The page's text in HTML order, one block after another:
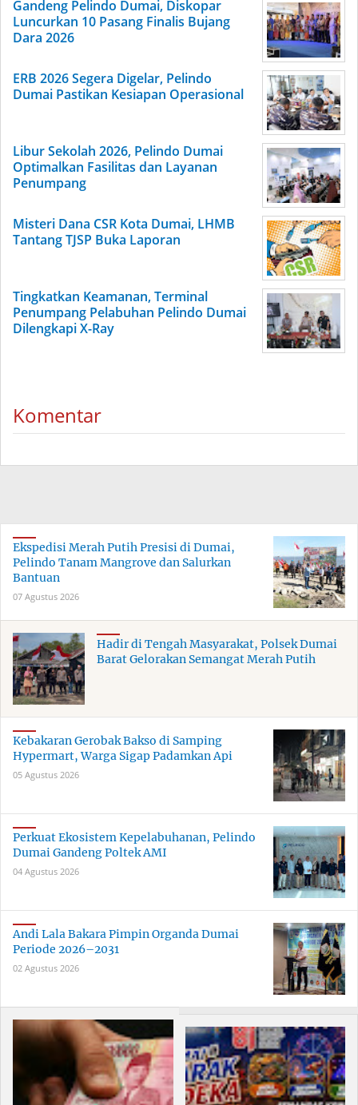
Gandeng Pelindo Dumai, Diskopar
Luncurkan 10 Pasang Finalis Bujang
Dara 2026
ERB 2026 Segera Digelar, Pelindo
Dumai Pastikan Kesiapan Operasional
Libur Sekolah 2026, Pelindo Dumai
Optimalkan Fasilitas dan Layanan
Penumpang
Misteri Dana CSR Kota Dumai, LHMB
Tantang TJSP Buka Laporan
Tingkatkan Keamanan, Terminal
Penumpang Pelabuhan Pelindo Dumai
Dilengkapi X-Ray
Komentar
Ekspedisi Merah Putih Presisi di Dumai,
Pelindo Tanam Mangrove dan Salurkan
Bantuan
07 Agustus 2026
Hadir di Tengah Masyarakat, Polsek Dumai
Barat Gelorakan Semangat Merah Putih
Kebakaran Gerobak Bakso di Samping
Hypermart, Warga Sigap Padamkan Api
05 Agustus 2026
Perkuat Ekosistem Kepelabuhanan, Pelindo
Dumai Gandeng Poltek AMI
04 Agustus 2026
Andi Lala Bakara Pimpin Organda Dumai
Periode 2026–2031
02 Agustus 2026